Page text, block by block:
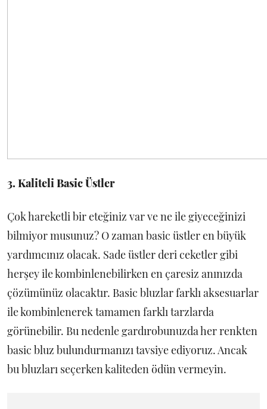
3. Kaliteli Basic Üstler
Çok hareketli bir eteğiniz var ve ne ile giyeceğinizi
bilmiyor musunuz? O zaman basic üstler en büyük
yardımcınız olacak. Sade üstler deri ceketler gibi
herşey ile kombinlenebilirken en çaresiz anınızda
çözümünüz olacaktır. Basic bluzlar farklı aksesuarlar
ile kombinlenerek tamamen farklı tarzlarda
görünebilir. Bu nedenle gardırobunuzda her renkten
basic bluz bulundurmanızı tavsiye ediyoruz. Ancak
bu bluzları seçerken kaliteden ödün vermeyin.